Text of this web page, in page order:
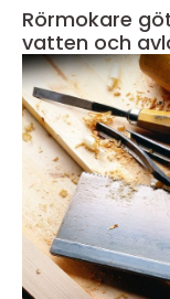
Rörmokare göteborg trygg
vatten och